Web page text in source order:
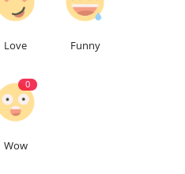
Love Funny
0
Wow